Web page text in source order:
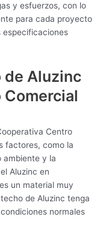
y esfuerzos, con lo
para cada proyecto
especificaciones
de Aluzinc
Centro
factores, como la
ambiente y la
Aluzinc en
un material muy
de Aluzinc tenga
normales